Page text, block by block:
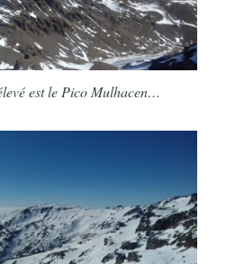
est le Pico Mulhacen…